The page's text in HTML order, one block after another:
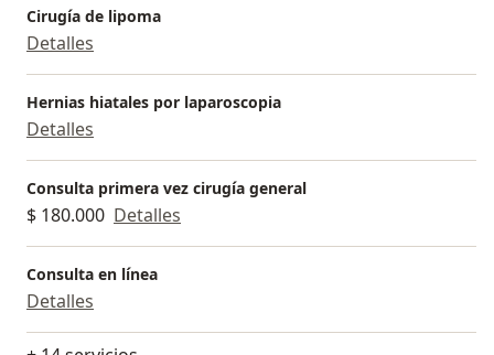
Cirugía de lipoma
Detalles
Hernias hiatales por laparoscopia
Detalles
Consulta primera vez cirugía general
$ 180.000 Detalles
Consulta en línea
Detalles